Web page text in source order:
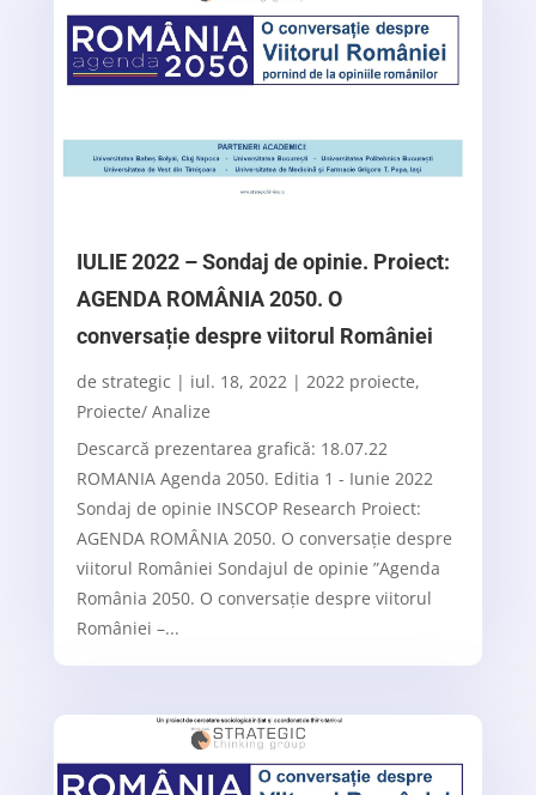
IULIE 2022 – Sondaj de opinie. Proiect:
AGENDA ROMÂNIA 2050. O
conversație despre viitorul României
de strategic | iul. 18, 2022 | 2022 proiecte,
Proiecte/ Analize
Descarcă prezentarea grafică: 18.07.22
ROMANIA Agenda 2050. Editia 1 - Iunie 2022
Sondaj de opinie INSCOP Research Proiect:
AGENDA ROMÂNIA 2050. O conversație despre
viitorul României Sondajul de opinie ”Agenda
România 2050. O conversație despre viitorul
României –...